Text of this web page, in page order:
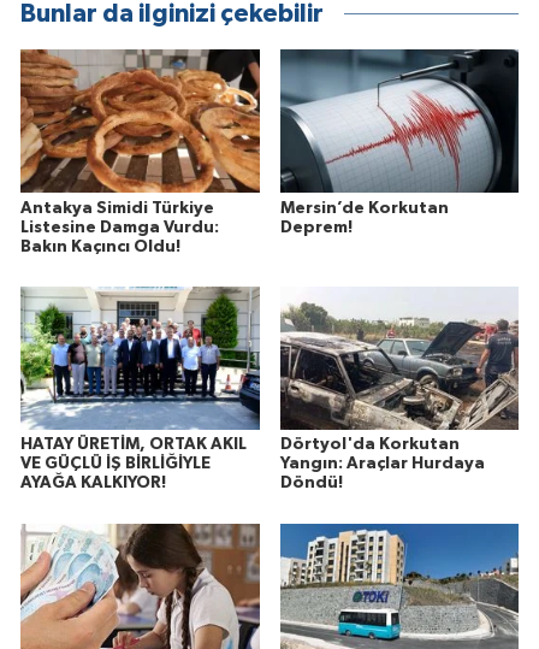
Bunlar da ilginizi çekebilir
Antakya Simidi Türkiye
Listesine Damga Vurdu:
Bakın Kaçıncı Oldu!
Mersin’de Korkutan
Deprem!
HATAY ÜRETİM, ORTAK AKIL
VE GÜÇLÜ İŞ BİRLİĞİYLE
AYAĞA KALKIYOR!
Dörtyol'da Korkutan
Yangın: Araçlar Hurdaya
Döndü!